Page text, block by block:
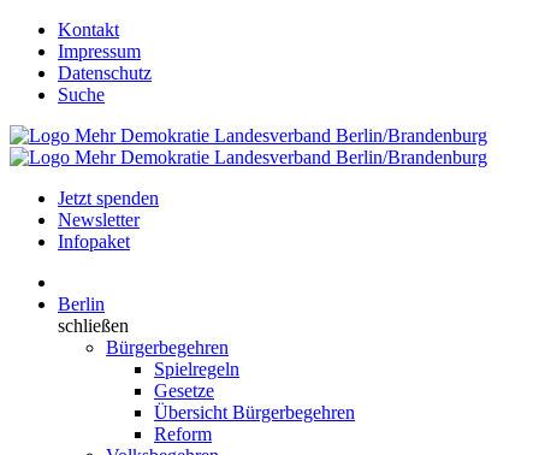
Kontakt
Impressum
Datenschutz
Suche
Jetzt spenden
Newsletter
Infopaket
Berlin
schließen
Bürgerbegehren
Spielregeln
Gesetze
Übersicht Bürgerbegehren
Reform